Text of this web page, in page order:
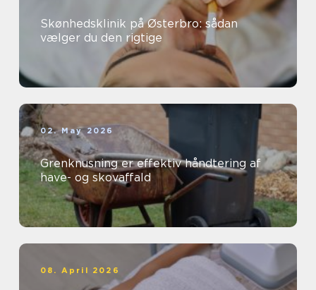
Skønhedsklinik på Østerbro: sådan
vælger du den rigtige
02. May 2026
Grenknusning er effektiv håndtering af
have- og skovaffald
08. April 2026